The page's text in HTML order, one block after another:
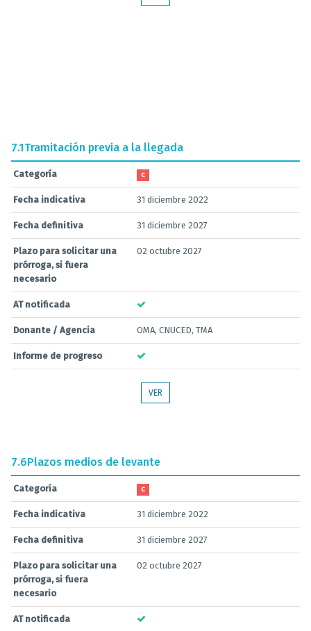
7.1Tramitación previa a la llegada
Categoría C
Fecha indicativa 31 diciembre 2022
Fecha definitiva 31 diciembre 2027
Plazo para solicitar una
prórroga, si fuera
necesario
02 octubre 2027
AT notificada
Donante / Agencia OMA, CNUCED, TMA
Informe de progreso
VER
7.6Plazos medios de levante
Categoría C
Fecha indicativa 31 diciembre 2022
Fecha definitiva 31 diciembre 2027
Plazo para solicitar una
prórroga, si fuera
necesario
02 octubre 2027
AT notificada